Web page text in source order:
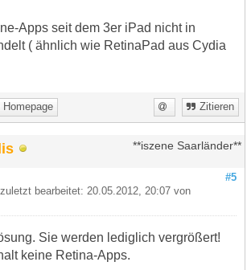
Apps seit dem 3er iPad nicht in
( ähnlich wie RetinaPad aus Cydia
Homepage Zitieren
**iszene Saarländer**
#5
bearbeitet: 20.05.2012, 20:07 von
Sie werden lediglich vergrößert!
keine Retina-Apps.